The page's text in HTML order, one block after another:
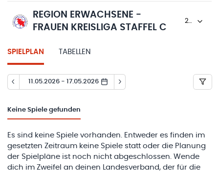
REGION ERWACHSENE -
FRAUEN KREISLIGA STAFFEL C
SPIELPLAN TABELLEN
11.05.2026 - 17.05.2026
Keine Spiele gefunden
Es sind keine Spiele vorhanden. Entweder es finden im
gesetzten Zeitraum keine Spiele statt oder die Planung
der Spielpläne ist noch nicht abgeschlossen. Wende
dich im Zweifel an deinen Landesverband, der für die